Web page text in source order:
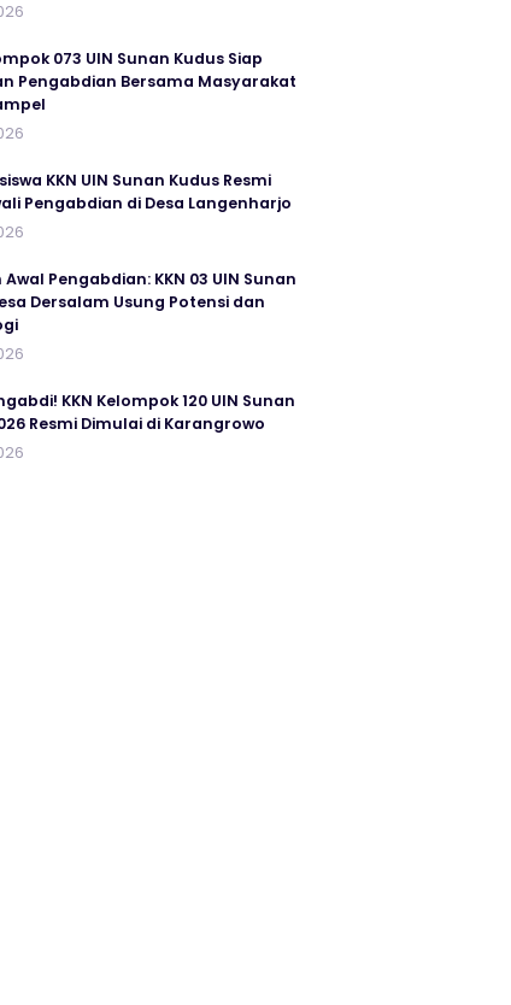
073 UIN Sunan Kudus Siap
Pengabdian Bersama Masyarakat
KKN UIN Sunan Kudus Resmi
Pengabdian di Desa Langenharjo
Pengabdian: KKN 03 UIN Sunan
Dersalam Usung Potensi dan
KKN Kelompok 120 UIN Sunan
Resmi Dimulai di Karangrowo